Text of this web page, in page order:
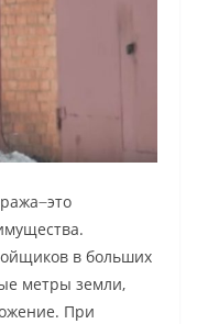
это
в больших
метры земли,
При